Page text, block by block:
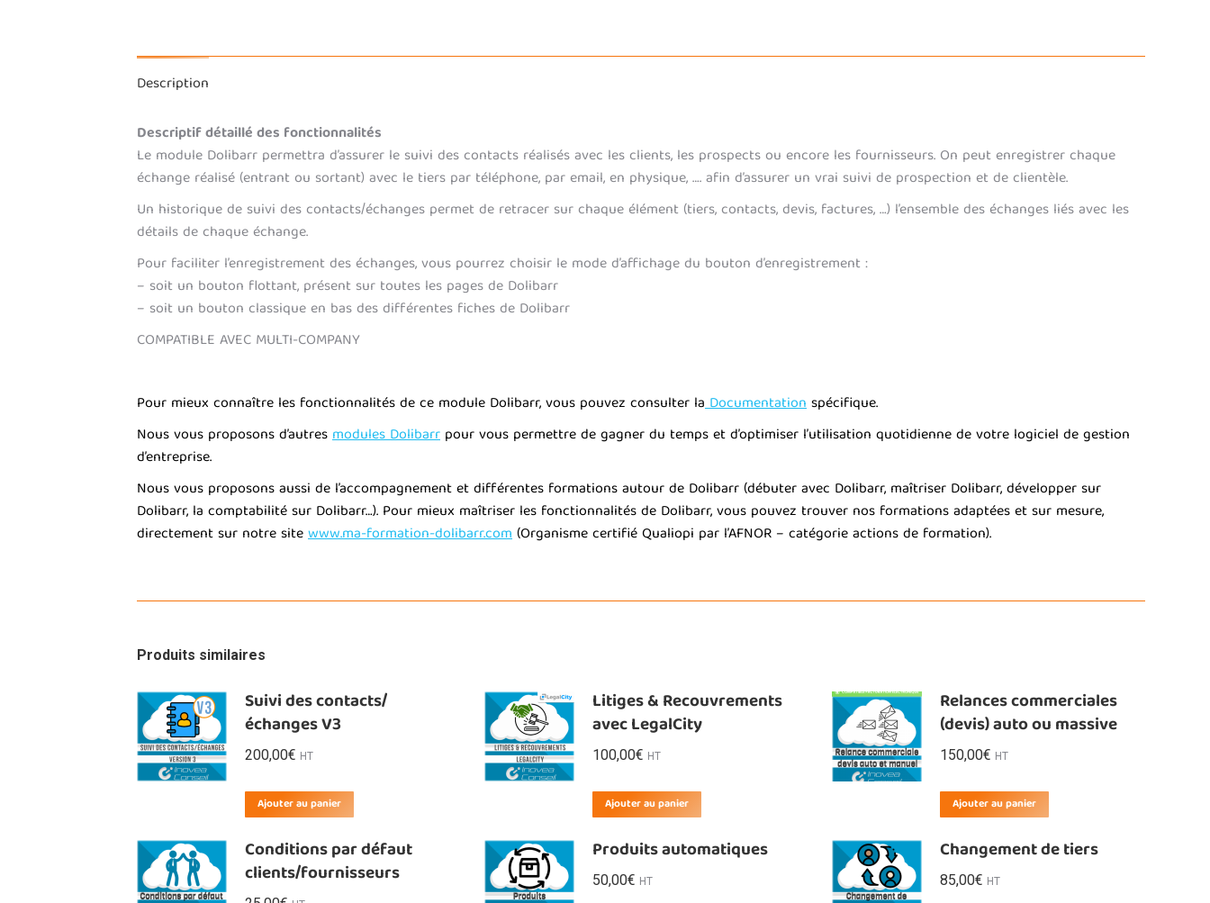
Description
Descriptif détaillé des fonctionnalités
Le module Dolibarr permettra d’assurer le suivi des contacts réalisés avec les clients, les prospects ou encore les fournisseurs. On peut enregistrer chaque
échange réalisé (entrant ou sortant) avec le tiers par téléphone, par email, en physique, …. afin d’assurer un vrai suivi de prospection et de clientèle.
Un historique de suivi des contacts/échanges permet de retracer sur chaque élément (tiers, contacts, devis, factures, …) l’ensemble des échanges liés avec les
détails de chaque échange.
Pour faciliter l’enregistrement des échanges, vous pourrez choisir le mode d’affichage du bouton d’enregistrement :
– soit un bouton flottant, présent sur toutes les pages de Dolibarr
– soit un bouton classique en bas des différentes fiches de Dolibarr
COMPATIBLE AVEC MULTI-COMPANY
Pour mieux connaître les fonctionnalités de ce module Dolibarr, vous pouvez consulter la Documentationspécifique.
Nous vous proposons d’autresmodules Dolibarr pour vous permettre de gagner du temps et d’optimiser l’utilisation quotidienne de votre logiciel de gestion
d’entreprise.
Nous vous proposons aussi de l’accompagnement et différentes formations autour de Dolibarr (débuter avec Dolibarr, maîtriser Dolibarr, développer sur
Dolibarr, la comptabilité sur Dolibarr…). Pour mieux maîtriser les fonctionnalités de Dolibarr, vous pouvez trouver nos formations adaptées et sur mesure,
directement sur notre sitewww.ma-formation-dolibarr.com(Organisme certifié Qualiopi par l’AFNOR – catégorie actions de formation).
Produits similaires
Suivi des contacts/
échanges V3
200,00€ HT
Ajouter au panier
Litiges & Recouvrements
avec LegalCity
100,00€ HT
Ajouter au panier
Relances commerciales
(devis) auto ou massive
150,00€ HT
Ajouter au panier
Conditions par défaut
clients/fournisseurs
Produits automatiques
50,00€ HT
Changement de tiers
85,00€ HT